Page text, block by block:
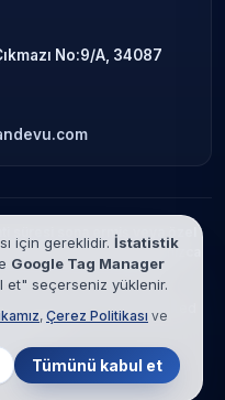
No:9/A, 34087
süresi sona ermiş veya özel
verilir. Marka adları yalnızca
ilişkisi bulunmamaktadır.
Sanayi Ve Ticaret Limited
saklıdır.
için gereklidir. İstatistik
Google Tag Manager
et" seçerseniz yüklenir.
, Çerez Politikası ve
Tümünü kabul et